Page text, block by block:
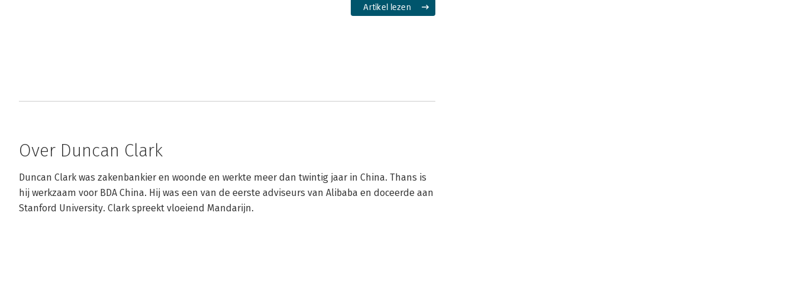
Artikel lezen
Over Duncan Clark
Duncan Clark was zakenbankier en woonde en werkte meer dan twintig jaar in China. Thans is
hij werkzaam voor BDA China. Hij was een van de eerste adviseurs van Alibaba en doceerde aan
Stanford University. Clark spreekt vloeiend Mandarijn.